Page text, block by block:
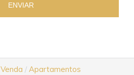
ENVIAR
Venda Apartamentos